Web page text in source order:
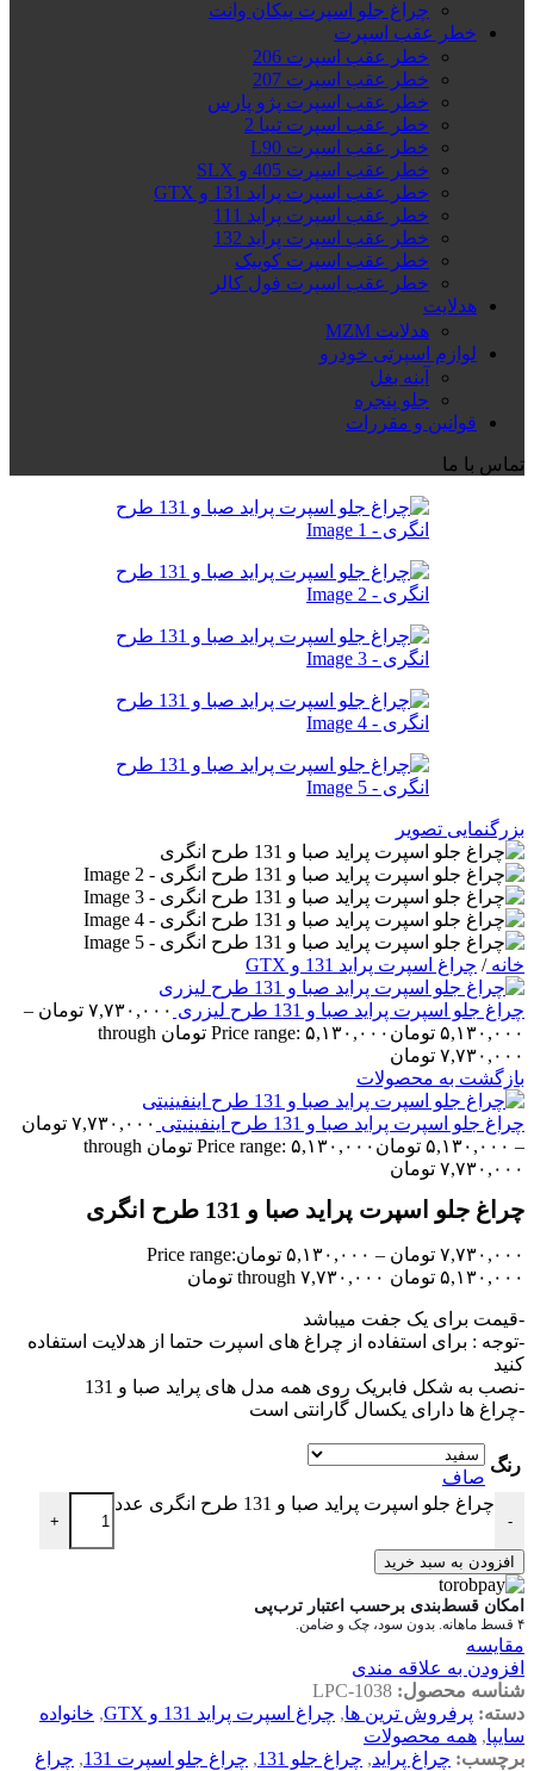
چراغ جلو اسپرت پیکان وانت
خطر عقب اسپرت
خطر عقب اسپرت 206
خطر عقب اسپرت 207
خطر عقب اسپرت پژو پارس
خطر عقب اسپرت تیبا 2
خطر عقب اسپرت L90
خطر عقب اسپرت 405 و SLX
خطر عقب اسپرت پراید 131 و GTX
خطر عقب اسپرت پراید 111
خطر عقب اسپرت پراید 132
خطر عقب اسپرت کوییک
خطر عقب اسپرت فول کالر
هدلایت
هدلایت MZM
لوازم اسپرتی خودرو
آینه بغل
جلو پنجره
قوانین و مقررات
تماس با ما
بزرگنمایی تصویر
خانه/ چراغ اسپرت پراید 131 و GTX
چراغ جلو اسپرت پراید صبا و 131 طرح لیزری ۷,۷۳۰,۰۰۰ تومان –
۵,۱۳۰,۰۰۰ تومان
Price range: ۵,۱۳۰,۰۰۰ تومان through
۷,۷۳۰,۰۰۰ تومان
بازگشت به محصولات
چراغ جلو اسپرت پراید صبا و 131 طرح اینفینیتی ۷,۷۳۰,۰۰۰ تومان
– ۵,۱۳۰,۰۰۰ تومان
Price range: ۵,۱۳۰,۰۰۰ تومان through
۷,۷۳۰,۰۰۰ تومان
چراغ جلو اسپرت پراید صبا و 131 طرح انگری
۷,۷۳۰,۰۰۰ تومان – ۵,۱۳۰,۰۰۰ تومانPrice range:
۵,۱۳۰,۰۰۰ تومان through ۷,۷۳۰,۰۰۰ تومان
-قیمت برای یک جفت میباشد
-توجه : برای استفاده از چراغ های اسپرت حتما از هدلایت استفاده
کنید
-نصب به شکل فابریک روی همه مدل های پراید صبا و 131
-چراغ ها دارای یکسال گارانتی است
رنگ
صاف
-
چراغ جلو اسپرت پراید صبا و 131 طرح انگری عدد
+
افزودن به سبد خرید
امکان قسط‌بندی برحسب اعتبار ترب‌پی
۴ قسط ماهانه. بدون سود، چک و ضامن.
مقایسه
افزودن به علاقه مندی
شناسه محصول: LPC-1038
دسته: پرفروش ترین ها, چراغ اسپرت پراید 131 و GTX , خانواده
سایپا, همه محصولات
برچسب: چراغ پراید, چراغ جلو 131 , چراغ جلو اسپرت 131 , چراغ